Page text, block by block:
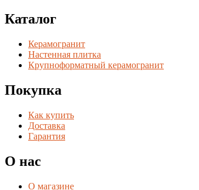
Каталог
Керамогранит
Настенная плитка
Крупноформатный керамогранит
Покупка
Как купить
Доставка
Гарантия
О нас
О магазине